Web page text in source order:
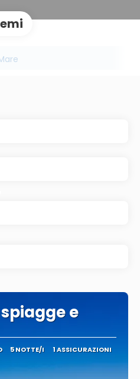
e
5 NOTTE/I 1 ASSICURAZIONI